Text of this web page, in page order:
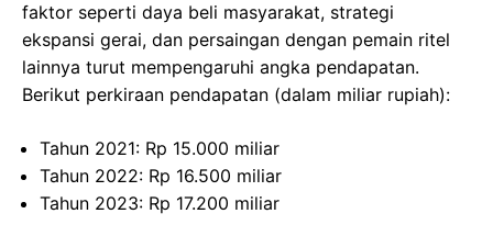
faktor seperti daya beli masyarakat, strategi
ekspansi gerai, dan persaingan dengan pemain ritel
lainnya turut mempengaruhi angka pendapatan.
Berikut perkiraan pendapatan (dalam miliar rupiah):
Tahun 2021: Rp 15.000 miliar
Tahun 2022: Rp 16.500 miliar
Tahun 2023: Rp 17.200 miliar